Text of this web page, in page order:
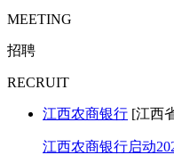
MEETING
招聘
RECRUIT
江西农商银行 [江西
江西农商银行启动